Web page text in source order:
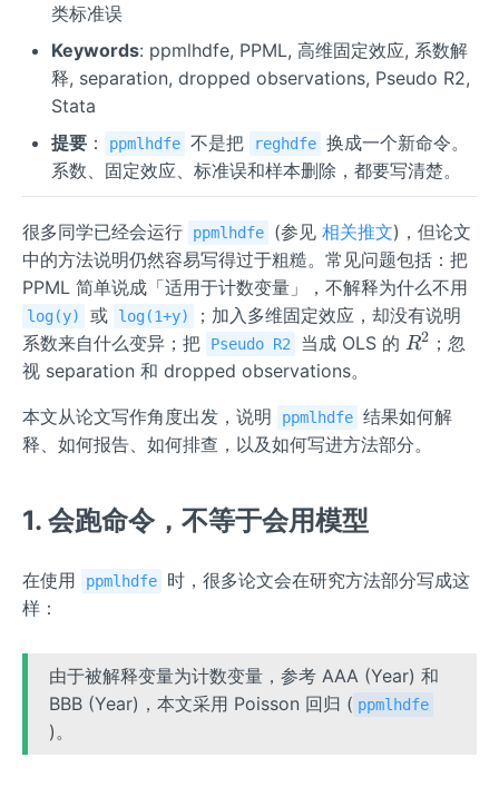
类标准误
Keywords: ppmlhdfe, PPML, 高维固定效应, 系数解
释, separation, dropped observations, Pseudo R2,
Stata
提要： ppmlhdfe 不是把 reghdfe 换成一个新命令。
系数、固定效应、标准误和样本删除，都要写清楚。
很多同学已经会运行 ppmlhdfe (参见 相关推文)，但论文
中的方法说明仍然容易写得过于粗糙。常见问题包括：把
PPML 简单说成「适用于计数变量」，不解释为什么不用
log(y) 或 log(1+y)
；加入多维固定效应，却没有说明
系数来自什么变异；把
Pseudo R2 当成 OLS 的 R^
R2 ；忽
视 separation 和 dropped observations。
本文从论文写作角度出发，说明 ppmlhdfe 结果如何解
释、如何报告、如何排查，以及如何写进方法部分。
1. 会跑命令，不等于会用模型
在使用 ppmlhdfe
时，很多论文会在研究方法部分写成这
样：
由于被解释变量为计数变量，参考 AAA (Year) 和
BBB (Year)，本文采用 Poisson 回归 ( ppmlhdfe
)。